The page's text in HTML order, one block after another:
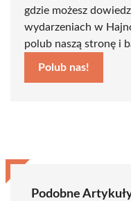
gdzie możesz
wydarzeniach w
polub naszą stronę i
Polub nas!
Podobne